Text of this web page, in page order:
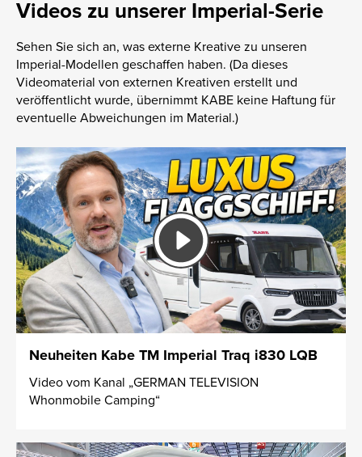
Videos zu unserer Imperial-Serie
Sehen Sie sich an, was externe Kreative zu unseren
Imperial-Modellen geschaffen haben. (Da dieses
Videomaterial von externen Kreativen erstellt und
veröffentlicht wurde, übernimmt KABE keine Haftung für
eventuelle Abweichungen im Material.)
Neuheiten Kabe TM Imperial Traq i830 LQB
Video vom Kanal „GERMAN TELEVISION
Whonmobile Camping“